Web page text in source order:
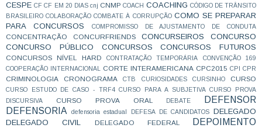
CESPE CF CF EM 20 DIAS cnj CNMP COACH COACHING CÓDIGO DE TRÂNSITO
BRASILEIRO COLABORAÇÃO COMBATE À CORRUPÇÃO COMO SE PREPARAR
PARA CONCURSOS
COMPROMISSO DE AJUSTAMENTO DE CONDUTA
CONCENTRAÇÃO CONCURFRIENDS CONCURSEIROS
CONCURSO
CONCURSO PÚBLICO
CONCURSOS CONCURSOS FUTUROS
CONCURSOS NÍVEL HARD CONTRATAÇÃO TEMPORÁRIA
CONVENÇÃO 169
COOPERAÇÃO INTERNACIONAL CORTE INTERAMERICANA CPC2015 CPI CPR
CRIMINOLOGIA CRONOGRAMA CTB CURIOSIDADES CURSINHO CURSO
CURSO ESTUDO DE CASO - TRF4 CURSO PARA A SUBJETIVA
CURSO PROVA
DISCURSIVA
CURSO PROVA ORAL DEBATE
DEFENSOR
DEFENSORIA
defensoria estadual DEFESA DE CANDIDATOS
DELEGADO
DELEGADO CIVIL
DELEGADO FEDERAL DEPOIMENTO